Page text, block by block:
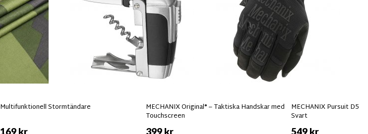
Multifunktionell Stormtändare
169 kr
MECHANIX Original® – Taktiska Handskar med
Touchscreen
399 kr
MECHANIX Pursuit D5
Svart
549 kr